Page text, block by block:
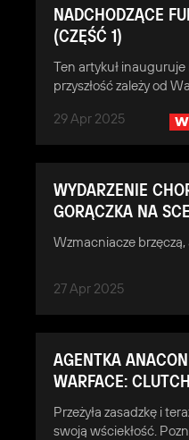
NADCHODZĄCE
(CZĘŚĆ 1)
Ten artykuł
przyszłość zależy od
29 Apr 2025
WYDARZENIE
GORĄCZKA NA
Wzmacniacze brzęczą,
27 Apr 2025
AGENTKA
WARFACE: CLUTCH
Przeżyła zasadzkę i
swoją wściekłość.